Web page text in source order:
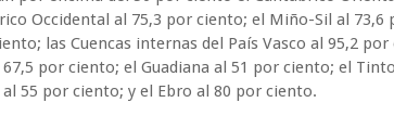
Occidental al 75,3 por ciento; el Miño-Sil al 73,6
las Cuencas internas del País Vasco al 95,2
por ciento; el Guadiana al 51 por ciento; el
55 por ciento; y el Ebro al 80 por ciento.